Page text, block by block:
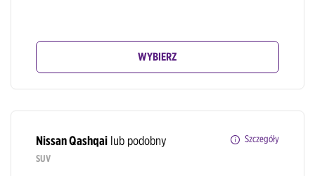
WYBIERZ
Nissan Qashqai lub podobny
Szczegóły
SUV